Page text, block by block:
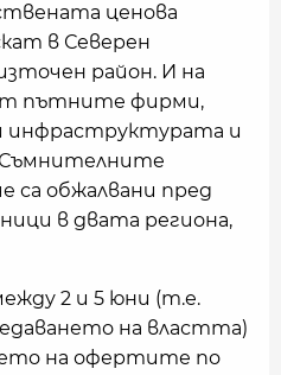
ценова
в Северен
район. И на
пътните фирми,
инфраструктурата и
Съмнителните
са обжалвани пред
в двата региона,
2 и 5 юни (т.е.
на властта)
на офертите по